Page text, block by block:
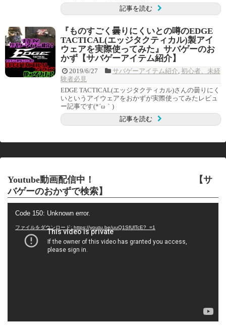
記事を読む
『ものすごく曇りにくいとの噂のEDGE
TACTICAL(エッジタクティカル)製アイ
ウェアを実際使ってみた』サバゲーのお
かず【サバゲーアイテム紹介】
2019/6/27 サバゲーアイテム紹介 初心者、未経
験者必見
EDGE TACTICAL(エッジタクティカル)さんの曇りにく
いというアイウェアをおかずが実際使ってみたレビュ
ー記事です(*´ω｀)
記事を読む
Youtube動画配信中！ 【サ
バゲーのおかずで検索】
Code 150: Unknown error.
ファイルをダウンロード: https://youtu.be/uuQ1SfUlTcE?_=1